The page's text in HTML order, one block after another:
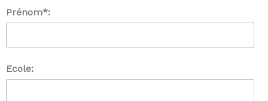
Prénom*:
Ecole: